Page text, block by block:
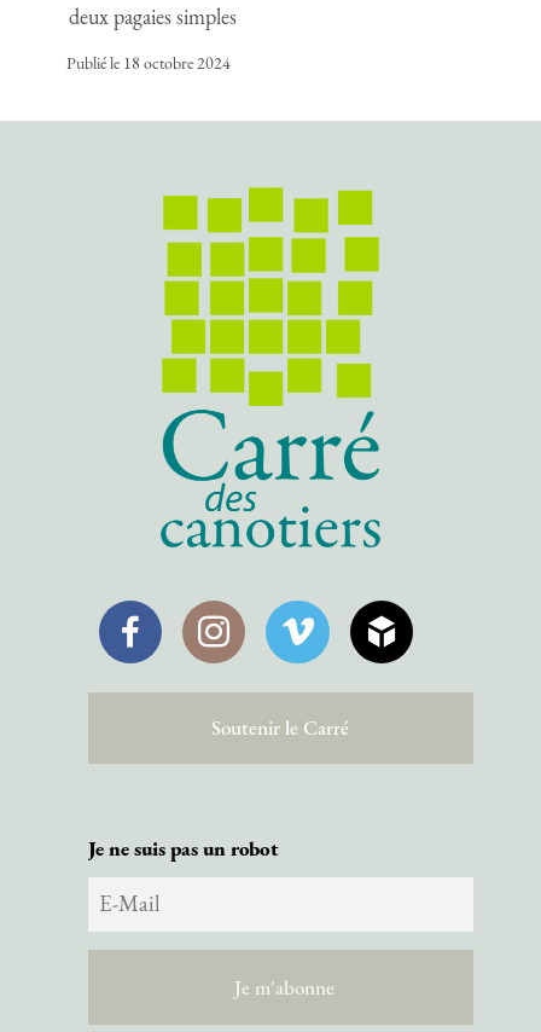
deux pagaies simples
Publié le 18 octobre 2024
Soutenir le Carré
Je ne suis pas un robot